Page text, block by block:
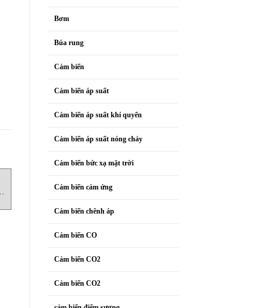
Bơm
Búa rung
Cảm biến
Cảm biến áp suất
Cảm biến áp suất khí quyển
Cảm biến áp suất nóng chảy
Cảm biến bức xạ mặt trời
Cảm biến cảm ứng
Cảm biến chênh áp
Cảm biến CO
Cảm biến CO2
Cảm biến CO2
110586 Khóa liên động